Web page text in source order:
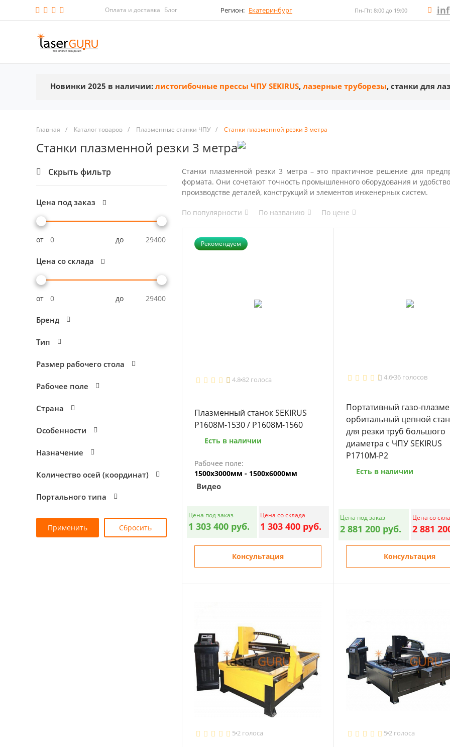
Оплата и доставка Блог Регион: Екатеринбург Пн-Пт: 8:00 до 19:00
Новинки 2025 в наличии: листогибочные прессы ЧПУ SEKIRUS, лазерные труборезы, станки для
Главная / Каталог товаров / Плазменные станки ЧПУ / Станки плазменной резки 3 метра
Станки плазменной резки 3 метра
Скрыть фильтр
Цена под заказ
от до
Цена со склада
от до
Бренд
Тип
Размер рабочего стола
Рабочее поле
Страна
Особенности
Назначение
Количество осей (координат)
Портального типа
Станки плазменной резки 3 метра – это практичное решение для
формата. Они сочетают точность промышленного оборудования и
производстве деталей, конструкций и элементов инженерных систем.
По популярности По названию По цене
Рекомендуем
4.8 82 голоса
Плазменный станок SEKIRUS
P1608M-1530 / P1608M-1560
Есть в наличии
Рабочее поле:
1500х3000мм - 1500х6000мм
Видео
Цена под заказ
1 303 400 руб.
Цена со склада
1 303 400 руб.
Консультация
4.6 36 голосов
Портативный газо-
орбитальный цепной
для резки труб большого
диаметра с ЧПУ SEKIRUS
P1710M-P2
Есть в наличии
Цена под заказ
2 881 200 руб.
Цена со
2 881
Консультация
52 голоса 52 голоса